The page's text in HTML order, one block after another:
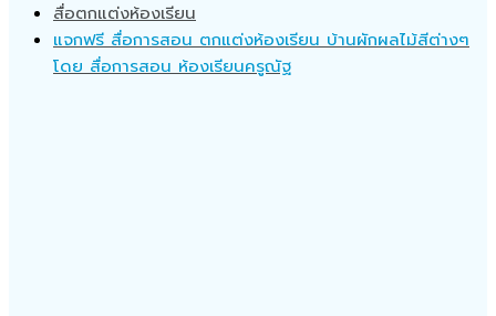
สื่อตกแต่งห้องเรียน
แจกฟรี สื่อการสอน ตกแต่งห้องเรียน บ้านผักผลไม้สีต่างๆ
โดย สื่อการสอน ห้องเรียนครูณัฐ